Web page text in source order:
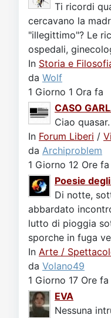
Ti ricordi
cercavano la
"illegittimo"? Le
ospedali,
In Storia e
da Wolf
1 Giorno 1 Ora fa
CASO
Ciao
In Forum Liberi /
da Archiproblem
1 Giorno 12 Ore fa
Poesie
Di notte,
abbardato
lutto di pioggia
sporche in fuga
In Arte /
da Volano49
1 Giorno 17 Ore fa
EVA
Nessuna